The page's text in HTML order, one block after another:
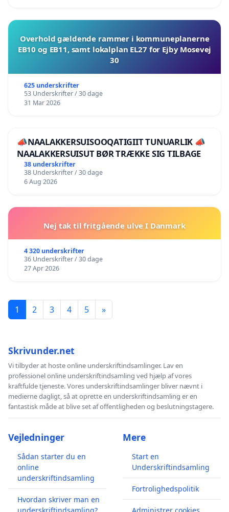
Overhold gældende rammer i kommuneplanerne
EB10 og EB11, samt lokalplan EL27 for Ejby Mosevej
30
625 underskrifter
53 Underskrifter / 30 dage
31 Mar 2026
📣NAALAKKERSUISOOQATIGIIT TUNUARLIK 📣
NAALAKKERSUISUT BØR TRÆKKE SIG TILBAGE
38 underskrifter
38 Underskrifter / 30 dage
6 Aug 2026
Nej tak til fritgående ulve I Danmark
4 320 underskrifter
36 Underskrifter / 30 dage
27 Apr 2026
1 2 3 4 5 »
Skrivunder.net
Vi tilbyder at hoste online underskriftindsamlinger. Lav en
professionel online underskriftindsamling ved hjælp af vores
kraftfulde tjeneste. Vores underskriftindsamlinger bliver nævnt i
medierne dagligt, så at oprette en underskriftindsamling er en
fantastisk måde at blive set af offentligheden og beslutningstagere.
Vejledninger
Sådan starter du en
online
underskriftindsamling
Hvordan skriver man en
Mere
Start en
Underskriftindsamling
Fortrolighedspolitik